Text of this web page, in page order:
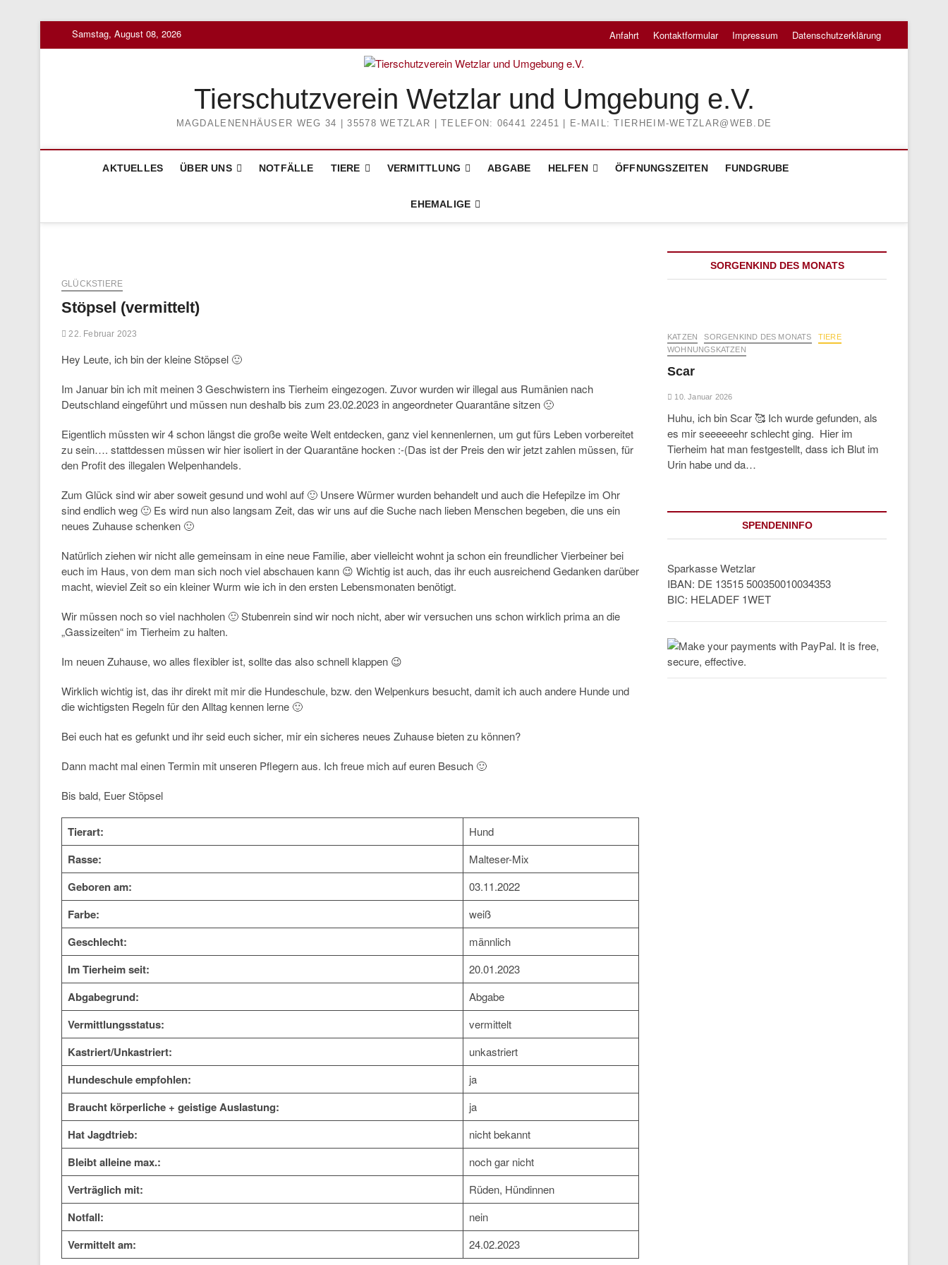
Samstag, August 08, 2026 Anfahrt Kontaktformular Impressum Datenschutzerklärung
Tierschutzverein Wetzlar und Umgebung e.V.
MAGDALENENHÄUSER WEG 34 | 35578 WETZLAR | TELEFON: 06441 22451 | E-MAIL: TIERHEIM-WETZLAR@WEB.DE
AKTUELLES ÜBER UNS NOTFÄLLE TIERE VERMITTLUNG ABGABE HELFEN ÖFFNUNGSZEITEN FUNDGRUBE
EHEMALIGE
GLÜCKSTIERE
Stöpsel (vermittelt)
22. Februar 2023
Hey Leute, ich bin der kleine Stöpsel 🙂
Im Januar bin ich mit meinen 3 Geschwistern ins Tierheim eingezogen. Zuvor wurden wir illegal aus Rumänien nach
Deutschland eingeführt und müssen nun deshalb bis zum 23.02.2023 in angeordneter Quarantäne sitzen 🙁
Eigentlich müssten wir 4 schon längst die große weite Welt entdecken, ganz viel kennenlernen, um gut fürs Leben vorbereitet
zu sein…. stattdessen müssen wir hier isoliert in der Quarantäne hocken :-(Das ist der Preis den wir jetzt zahlen müssen, für
den Profit des illegalen Welpenhandels.
Zum Glück sind wir aber soweit gesund und wohl auf 🙂 Unsere Würmer wurden behandelt und auch die Hefepilze im Ohr
sind endlich weg 🙂 Es wird nun also langsam Zeit, das wir uns auf die Suche nach lieben Menschen begeben, die uns ein
neues Zuhause schenken 🙂
Natürlich ziehen wir nicht alle gemeinsam in eine neue Familie, aber vielleicht wohnt ja schon ein freundlicher Vierbeiner bei
euch im Haus, von dem man sich noch viel abschauen kann 😉 Wichtig ist auch, das ihr euch ausreichend Gedanken darüber
macht, wieviel Zeit so ein kleiner Wurm wie ich in den ersten Lebensmonaten benötigt.
Wir müssen noch so viel nachholen 🙂 Stubenrein sind wir noch nicht, aber wir versuchen uns schon wirklich prima an die
„Gassizeiten“ im Tierheim zu halten.
Im neuen Zuhause, wo alles flexibler ist, sollte das also schnell klappen 😉
Wirklich wichtig ist, das ihr direkt mit mir die Hundeschule, bzw. den Welpenkurs besucht, damit ich auch andere Hunde und
die wichtigsten Regeln für den Alltag kennen lerne 🙂
Bei euch hat es gefunkt und ihr seid euch sicher, mir ein sicheres neues Zuhause bieten zu können?
Dann macht mal einen Termin mit unseren Pflegern aus. Ich freue mich auf euren Besuch 🙂
Bis bald, Euer Stöpsel
Tierart: Hund
Rasse: Malteser-Mix
Geboren am: 03.11.2022
Farbe: weiß
Geschlecht: männlich
Im Tierheim seit: 20.01.2023
Abgabegrund: Abgabe
Vermittlungsstatus: vermittelt
Kastriert/Unkastriert: unkastriert
Hundeschule empfohlen: ja
Braucht körperliche + geistige Auslastung: ja
Hat Jagdtrieb: nicht bekannt
Bleibt alleine max.: noch gar nicht
Verträglich mit: Rüden, Hündinnen
Notfall: nein
Vermittelt am: 24.02.2023
SORGENKIND DES MONATS
KATZEN SORGENKIND DES MONATS
TIERE
WOHNUNGSKATZEN
Scar
10. Januar 2026
Huhu, ich bin Scar 🥰 Ich wurde gefunden, als
es mir seeeeeehr schlecht ging. Hier im
Tierheim hat man festgestellt, dass ich Blut im
Urin habe und da…
SPENDENINFO
Sparkasse Wetzlar
IBAN: DE 13515 500350010034353
BIC: HELADEF 1WET